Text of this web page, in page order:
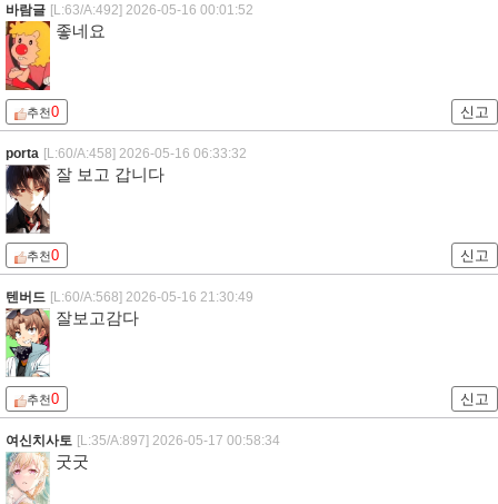
바람글 [L:63/A:492] 2026-05-16 00:01:52
좋네요
추천0 신고
porta [L:60/A:458] 2026-05-16 06:33:32
잘 보고 갑니다
추천0 신고
텐버드 [L:60/A:568] 2026-05-16 21:30:49
잘보고감다
추천0 신고
여신치사토 [L:35/A:897] 2026-05-17 00:58:34
굿굿